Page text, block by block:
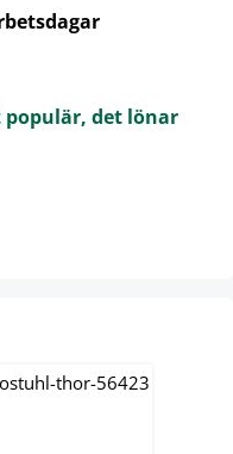
populär, det lönar